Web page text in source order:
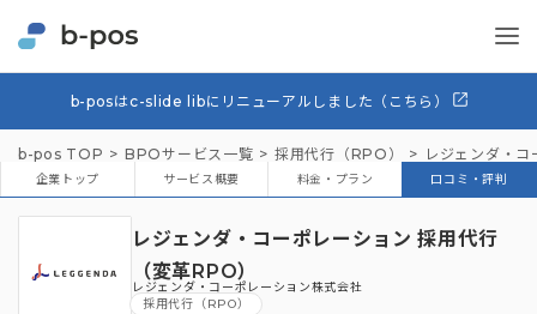
b-posはc-slide libにリニューアルしました（こちら）
b-pos TOP BPOサービス一覧 採用代行（RPO） レジェンダ・
企業トップ サービス概要 料金・プラン 口コミ・評判
レジェンダ・コーポレーション 採用代行
（変革RPO）
レジェンダ・コーポレーション株式会社
採用代行（RPO）